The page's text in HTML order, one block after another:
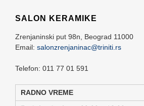
SALON KERAMIKE
Zrenjaninski put 98n, Beograd 11000
Email: salonzrenjaninac@triniti.rs
Telefon: 011 77 01 591
RADNO VREME